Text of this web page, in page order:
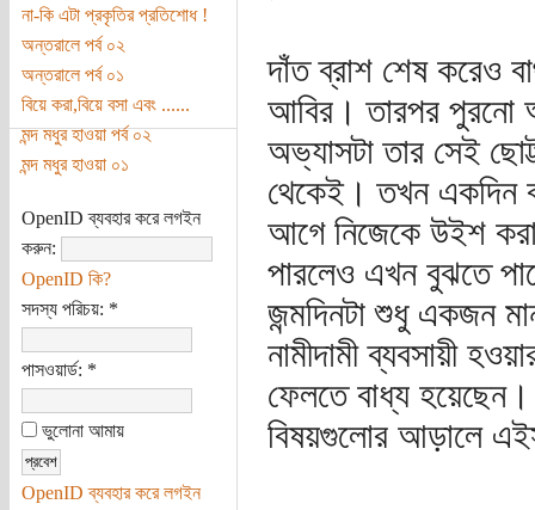
না-কি এটা প্রকৃতির প্রতিশোধ !
অন্তরালে পর্ব ০২
অন্তরালে পর্ব ০১
বিয়ে করা,বিয়ে বসা এবং ......
মন্দ মধুর হাওয়া পর্ব ০২
মন্দ মধুর হাওয়া ০১
OpenID ব্যবহার করে লগইন
করুন:
OpenID কি?
সদস্য পরিচয়: *
পাসওয়ার্ড: *
ভুলোনা আমায়
OpenID ব্যবহার করে লগইন
দাঁত ব্রাশ শেষ করেও
আবির। তারপর পুরনো
অভ্যাসটা তার সেই
থেকেই। তখন একদিন
আগে নিজেকে উইশ
পারলেও এখন বুঝতে
জন্মদিনটা শুধু একজন
নামীদামী ব্যবসায়ী
ফেলতে বাধ্য
বিষয়গুলোর আড়ালে